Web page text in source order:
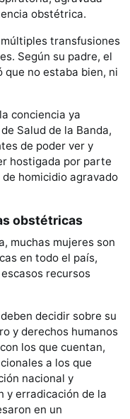
obstétrica.
transfusiones
Según su padre, el
que no estaba bien, ni
conciencia ya
Salud de la Banda,
de poder ver y
hostigada por parte
homicidio agravado
obstétricas
muchas mujeres son
en todo el país,
recursos
decidir sobre su
y derechos humanos
los que cuentan,
a los que
nacional y
y erradicación de la
en un